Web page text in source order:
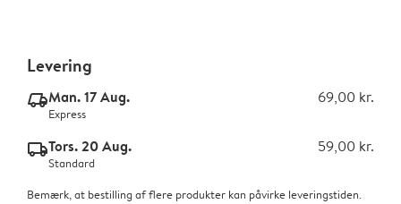
Levering
delivery_express_v2Man. 17 Aug. 69,00 kr.
Express
delivery_standard_v2Tors. 20 Aug. 59,00 kr.
Standard
Bemærk, at bestilling af flere produkter kan påvirke leveringstiden.